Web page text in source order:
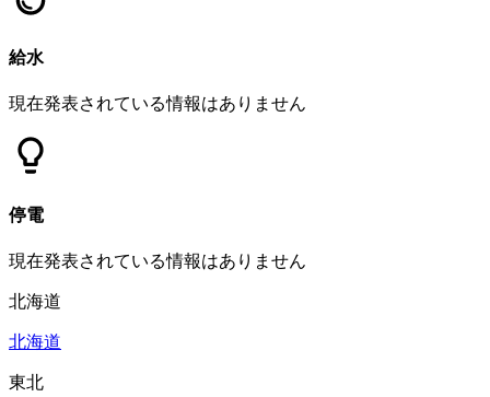
給水
現在発表されている情報はありません
停電
現在発表されている情報はありません
北海道
北海道
東北